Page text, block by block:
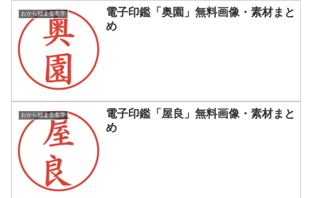
おから始まる名字
電子印鑑「奥園」無料画像・素材まと
め
おから始まる名字
電子印鑑「屋良」無料画像・素材まと
め